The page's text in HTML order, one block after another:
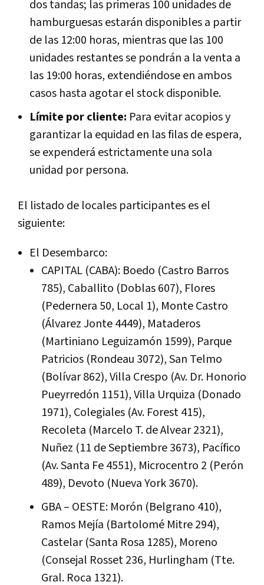
dos tandas; las primeras 100 unidades de
hamburguesas estarán disponibles a partir
de las 12:00 horas, mientras que las 100
unidades restantes se pondrán a la venta a
las 19:00 horas, extendiéndose en ambos
casos hasta agotar el stock disponible.
Límite por cliente: Para evitar acopios y
garantizar la equidad en las filas de espera,
se expenderá estrictamente una sola
unidad por persona.
El listado de locales participantes es el
siguiente:
El Desembarco:
CAPITAL (CABA): Boedo (Castro Barros
785), Caballito (Doblas 607), Flores
(Pedernera 50, Local 1), Monte Castro
(Álvarez Jonte 4449), Mataderos
(Martiniano Leguizamón 1599), Parque
Patricios (Rondeau 3072), San Telmo
(Bolívar 862), Villa Crespo (Av. Dr. Honorio
Pueyrredón 1151), Villa Urquiza (Donado
1971), Colegiales (Av. Forest 415),
Recoleta (Marcelo T. de Alvear 2321),
Nuñez (11 de Septiembre 3673), Pacífico
(Av. Santa Fe 4551), Microcentro 2 (Perón
489), Devoto (Nueva York 3670).
GBA – OESTE: Morón (Belgrano 410),
Ramos Mejía (Bartolomé Mitre 294),
Castelar (Santa Rosa 1285), Moreno
(Consejal Rosset 236, Hurlingham (Tte.
Gral. Roca 1321).